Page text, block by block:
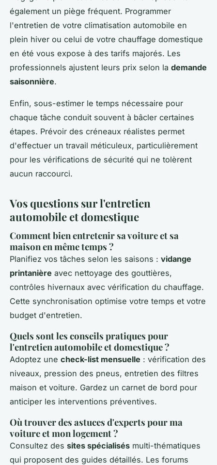
également un piège fréquent. Programmer
l'entretien de votre climatisation automobile en
plein hiver ou celui de votre chauffage domestique
en été vous expose à des tarifs majorés. Les
professionnels ajustent leurs prix selon la demande
saisonnière.
Enfin, sous-estimer le temps nécessaire pour
chaque tâche conduit souvent à bâcler certaines
étapes. Prévoir des créneaux réalistes permet
d'effectuer un travail méticuleux, particulièrement
pour les vérifications de sécurité qui ne tolèrent
aucun raccourci.
Vos questions sur l'entretien
automobile et domestique
Comment bien entretenir sa voiture et sa
maison en même temps ?
Planifiez vos tâches selon les saisons : vidange
printanière avec nettoyage des gouttières,
contrôles hivernaux avec vérification du chauffage.
Cette synchronisation optimise votre temps et votre
budget d'entretien.
Quels sont les conseils pratiques pour
l'entretien automobile et domestique ?
Adoptez une check-list mensuelle : vérification des
niveaux, pression des pneus, entretien des filtres
maison et voiture. Gardez un carnet de bord pour
anticiper les interventions préventives.
Où trouver des astuces d'experts pour ma
voiture et mon logement ?
Consultez des sites spécialisés multi-thématiques
qui proposent des guides détaillés. Les forums